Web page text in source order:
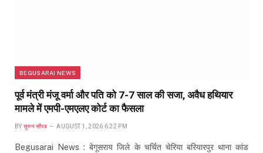
BEGUSARAI NEWS
पूर्व मंत्री मंजू वर्मा और पति को 7-7 साल की सजा, अवैध हथियार
मामले में एमपी-एमएलए कोर्ट का फैसला
BY सुमन सौरब AUGUST 1, 2026 6:22 PM
Begusarai News : बेगूसराय जिले के चर्चित चेरिया बरियारपुर थाना कांड